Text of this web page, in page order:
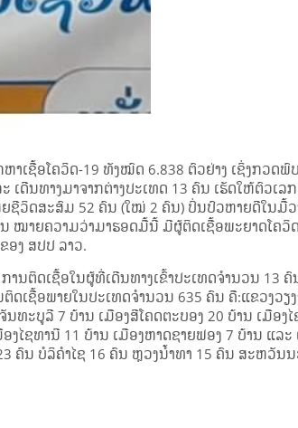
ເຊື້ອໂຄວິດ-19 ທັງໝົດ 6.838 ຕົວຢ່າງ ເຊິ່ງກວດພົ
ດີນທາງມາຈາກຕ່າງປະເທດ 13 ຄົນ ເຮັດໃຫ້ຕົວເລ
ຊີວິດສະສົມ 52 ຄົນ (ໃໝ່ 2 ຄົນ) ປິ່ນປົວຫາຍດີໃນມື້
າຍຄວາມວ່າມາຮອດມື້ນີ້ ມີຜູ້ຕິດເຊື້ອພະຍາດໂຄວິ
ງ ສປປ ລາວ.
ຕິດເຊື້ອໃນຜູ້ທີ່ເດີນທາງເຂົ້າປະເທດຈຳນວນ 13 ຄົ
ເຊື້ອພາຍໃນປະເທດຈຳນວນ 635 ຄົນ ຄື:ແຂວງວຽ
ທະບູລີ 7 ບ້ານ ເມືອງສີໂຄດຕະບອງ 20 ບ້ານ ເມືອງໄ
ງໄຊທານີ 11 ບ້ານ ເມືອງຫາດຊາຍຟອງ 7 ບ້ານ ແລະ
ຄົນ ບໍລິຄໍາໄຊ 16 ຄົນ ຫຼວງນໍ້າທາ 15 ຄົນ ສະຫວັນນ